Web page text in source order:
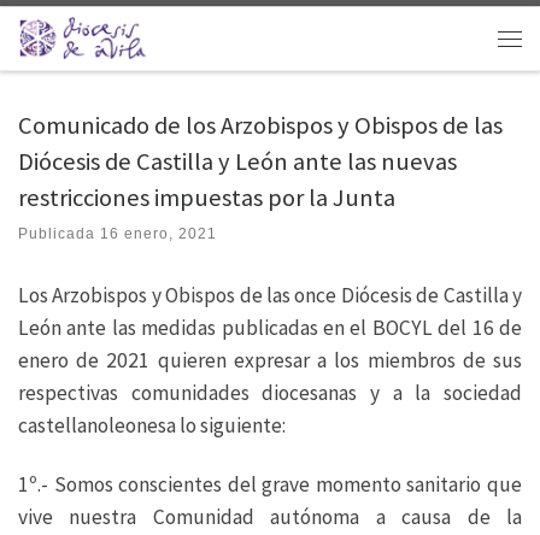
Saltar al contenido
Comunicado de los Arzobispos y Obispos de las
Diócesis de Castilla y León ante las nuevas
restricciones impuestas por la Junta
Publicada 16 enero, 2021
Los Arzobispos y Obispos de las once Diócesis de Castilla y
León ante las medidas publicadas en el BOCYL del 16 de
enero de 2021 quieren expresar a los miembros de sus
respectivas comunidades diocesanas y a la sociedad
castellanoleonesa lo siguiente:
1º.- Somos conscientes del grave momento sanitario que
vive nuestra Comunidad autónoma a causa de la